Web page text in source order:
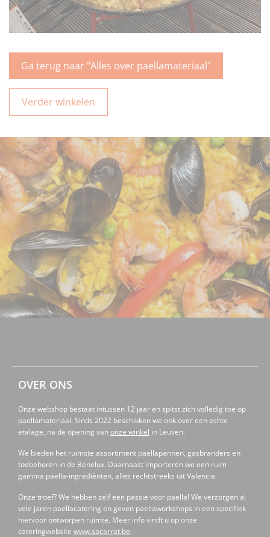
Ga terug naar "Alles over paellamateriaal"
Verder winkelen
OVER ONS
Onze webshop bestaat intussen 12 jaar en spitst zich volledig toe op
paellamateriaal. Sinds 2022 beschikken we ook over een echte
etalage, na de opening vanonze winkel in Leuven.
We bieden het ruimste assortiment paellapannen, gasbranders en
toebehoren in de Benelux. Daarnaast importeren we een ruim
gamma paella-ingrediënten, alles rechtstreeks uit Valencia.
Onze troef? We hebben zelf een passie voor paella! We verzorgen al
vele jaren paellacatering en geven paellaworkshops in een specifiek
hiervoor ontworpen ruimte. Meer info vindt u op onze
cateringwebsite www.socarrat.be.